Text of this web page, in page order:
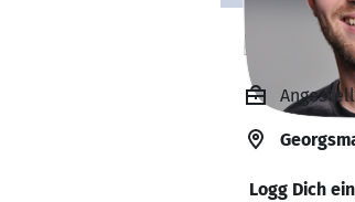
Lennart
Logg Dich